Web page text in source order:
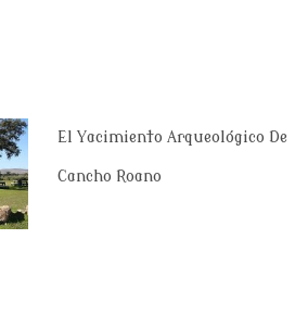
El Yacimiento Arqueológico De
Cancho Roano